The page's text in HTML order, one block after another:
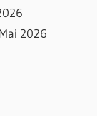
2026